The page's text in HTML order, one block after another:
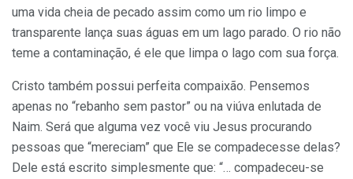
uma vida cheia de pecado assim como um rio limpo e
transparente lança suas águas em um lago parado. O rio não
teme a contaminação, é ele que limpa o lago com sua força.
Cristo também possui perfeita compaixão. Pensemos
apenas no “rebanho sem pastor” ou na viúva enlutada de
Naim. Será que alguma vez você viu Jesus procurando
pessoas que “mereciam” que Ele se compadecesse delas?
Dele está escrito simplesmente que: “… compadeceu-se